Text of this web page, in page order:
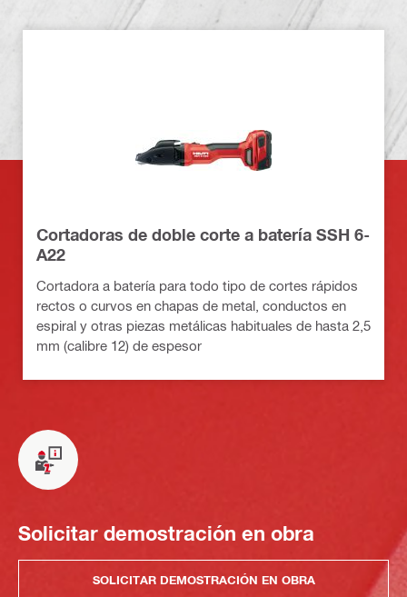
Cortadoras de doble corte a batería SSH 6-
A22
Cortadora a batería para todo tipo de cortes rápidos
rectos o curvos en chapas de metal, conductos en
espiral y otras piezas metálicas habituales de hasta 2,5
mm (calibre 12) de espesor
Solicitar demostración en obra
SOLICITAR DEMOSTRACIÓN EN OBRA